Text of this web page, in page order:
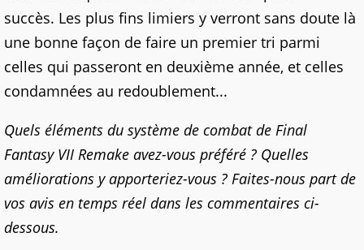
succès. Les plus fins limiers y verront sans doute là
une bonne façon de faire un premier tri parmi
celles qui passeront en deuxième année, et celles
condamnées au redoublement...
Quels éléments du système de combat de Final
Fantasy VII Remake avez-vous préféré ? Quelles
améliorations y apporteriez-vous ? Faites-nous part de
vos avis en temps réel dans les commentaires ci-
dessous.